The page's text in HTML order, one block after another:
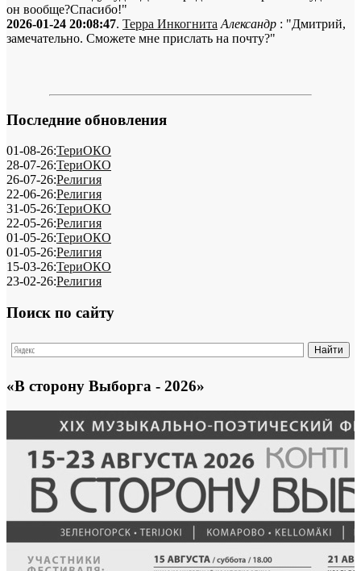
он вообще?Спасибо!"
2026-01-24 20:08:47. Терра Инкогнита Александр : "Дмитрий,
замечательно. Сможете мне прислать на почту?"
Последние обновления
01-08-26:ТериОКО
28-07-26:ТериОКО
26-07-26:Религия
22-06-26:Религия
31-05-26:ТериОКО
22-05-26:Религия
01-05-26:ТериОКО
01-05-26:Религия
15-03-26:ТериОКО
23-02-26:Религия
Поиск по сайту
«В сторону Выборга - 2026»